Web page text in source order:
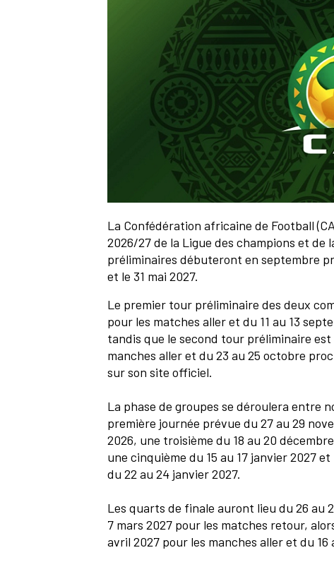
La Confédération africaine de Football
2026/27 de la Ligue des champions et
préliminaires débuteront en septembre
et le 31 mai 2027.
Le premier tour préliminaire des deux
pour les matches aller et du 11 au 13
tandis que le second tour préliminaire
manches aller et du 23 au 25 octobre
sur son site officiel.
La phase de groupes se déroulera entre
première journée prévue du 27 au 29
2026, une troisième du 18 au 20
une cinquième du 15 au 17 janvier 2027
du 22 au 24 janvier 2027.
Les quarts de finale auront lieu du 26 au
7 mars 2027 pour les matches retour,
avril 2027 pour les manches aller et du